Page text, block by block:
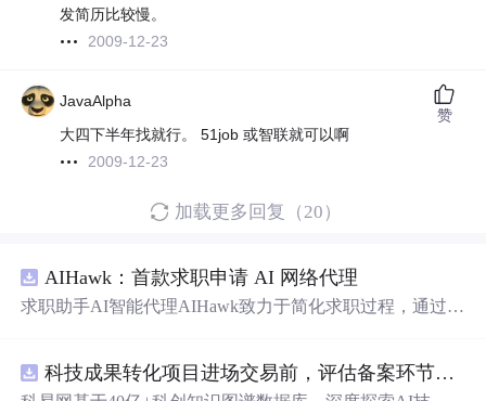
发简历比较慢。
2009-12-23
JavaAlpha
大四下半年找就行。 51job 或智联就可以啊
2009-12-23
赞
加载更多回复（20）
AIHawk：首款求职申请 AI 网络代理
求职助手AI智能代理AIHawk致力于简化求职过程，通过自
科技成果转化项目进场交易前，评估备案环节需要准备哪些材料？.docx